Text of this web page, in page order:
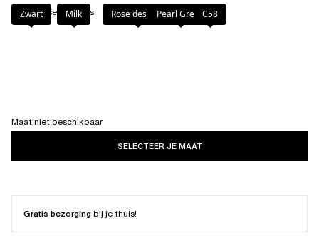
Kleur: Rose des bois
Zwart Milk Rose des boisPearl GreenC58
Maat niet beschikbaar
SELECTEER JE MAAT
Gratis bezorgingbij je thuis!